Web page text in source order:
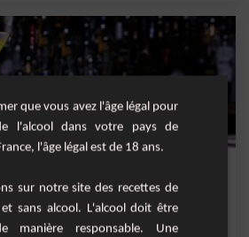
de jus de pomme, de pamplemousse, de menthe
que vous avez l'âge légal pour
l'alcool dans votre pays de
l'âge légal est de 18 ans.
sur notre site des recettes de
et sans alcool. L'alcool doit être
manière responsable. Une